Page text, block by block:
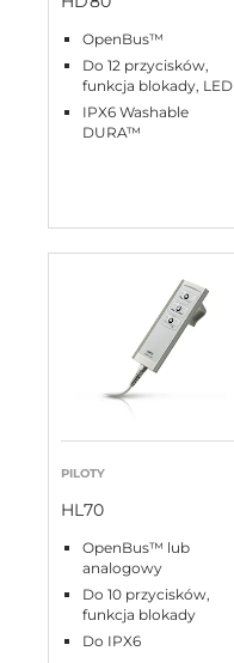
OpenBus™
Do 12 przycisków,
funkcja blokady, LED
IPX6 Washable
DURA™
PILOTY
HL70
OpenBus™ lub
analogowy
Do 10 przycisków,
funkcja blokady
Do IPX6